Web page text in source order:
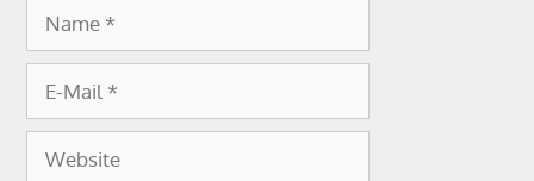
Name
Mail
Website